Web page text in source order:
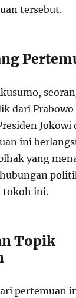
tersebut.
dari
Jokowi
ini
yang
tokoh ini.
Topik
pertemuan